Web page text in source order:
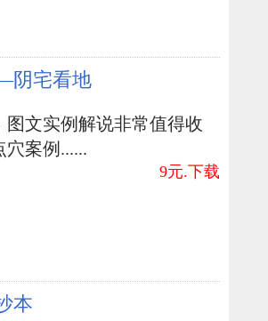
阴宅看地
图文实例解说非常值得收
案例......
9元.下载
本